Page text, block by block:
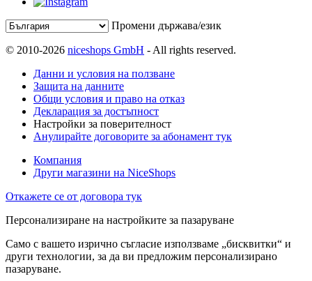
Промени държава/език
© 2010-2026 niceshops GmbH - All rights reserved.
Данни и условия на ползване
Защита на данните
Общи условия и право на отказ
Декларация за достъпност
Настройки за поверителност
Анулирайте договорите за абонамент тук
Компания
Други магазини на NiceShops
Откажете се от договора тук
Персонализиране на настройките за пазаруване
Само с вашето изрично съгласие използваме „бисквитки“ и
други технологии, за да ви предложим персонализирано
пазаруване.